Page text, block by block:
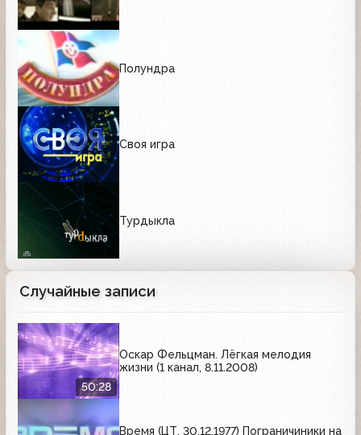
Полундра
Своя игра
Турдыкла
Случайные записи
50:28
Оскар Фельцман. Лёгкая мелодия
жизни (1 канал, 8.11.2008)
Время (ЦТ, 30.12.1977) Пограничиники на